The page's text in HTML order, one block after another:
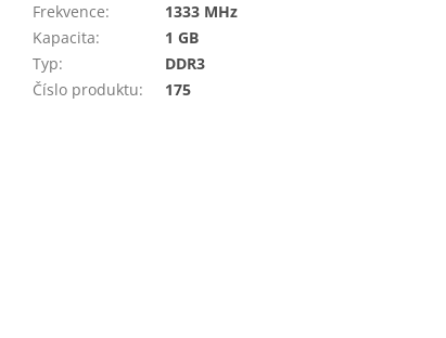
Frekvence:
1333 MHz
Kapacita:
1 GB
Typ:
DDR3
Číslo produktu: 175